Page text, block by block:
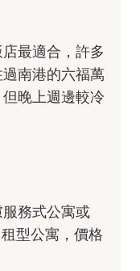
最適合，許多
南港的六福萬
晚上週邊較冷
務式公寓或
型公寓，價格